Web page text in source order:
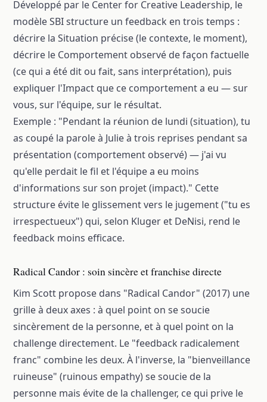
Développé par le Center for Creative Leadership, le
modèle SBI structure un feedback en trois temps :
décrire la Situation précise (le contexte, le moment),
décrire le Comportement observé de façon factuelle
(ce qui a été dit ou fait, sans interprétation), puis
expliquer l'Impact que ce comportement a eu — sur
vous, sur l'équipe, sur le résultat.
Exemple : "Pendant la réunion de lundi (situation), tu
as coupé la parole à Julie à trois reprises pendant sa
présentation (comportement observé) — j'ai vu
qu'elle perdait le fil et l'équipe a eu moins
d'informations sur son projet (impact)." Cette
structure évite le glissement vers le jugement ("tu es
irrespectueux") qui, selon Kluger et DeNisi, rend le
feedback moins efficace.
Radical Candor : soin sincère et franchise directe
Kim Scott propose dans "Radical Candor" (2017) une
grille à deux axes : à quel point on se soucie
sincèrement de la personne, et à quel point on la
challenge directement. Le "feedback radicalement
franc" combine les deux. À l'inverse, la "bienveillance
ruineuse" (ruinous empathy) se soucie de la
personne mais évite de la challenger, ce qui prive le